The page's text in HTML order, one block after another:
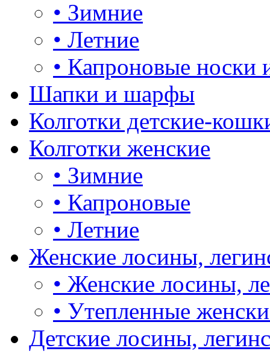
• Зимние
• Летние
• Капроновые носки
Шапки и шарфы
Колготки детские-
Колготки женские
• Зимние
• Капроновые
• Летние
Женские лосины,
• Женские лосины,
• Утепленные
Детские лосины,